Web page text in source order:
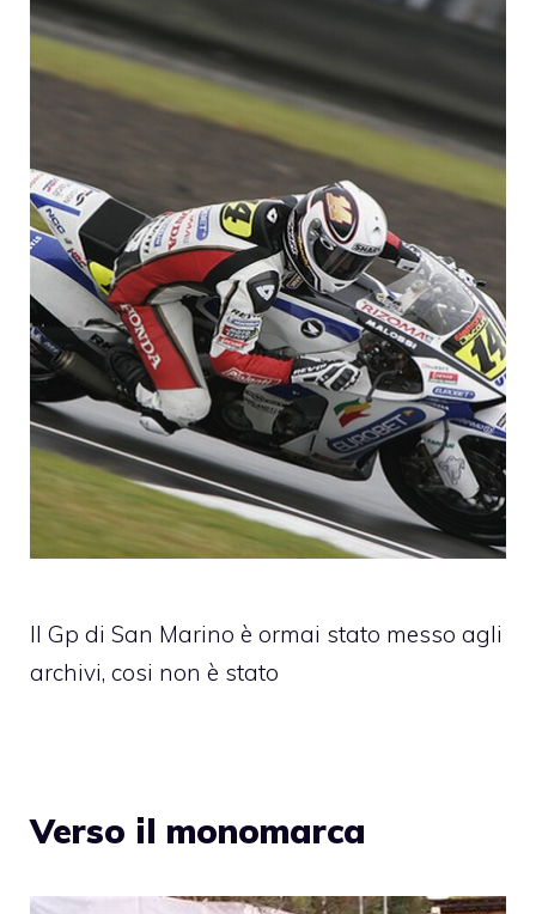
Il Gp di San Marino è ormai stato messo agli
archivi, cosi non è stato
Verso il monomarca